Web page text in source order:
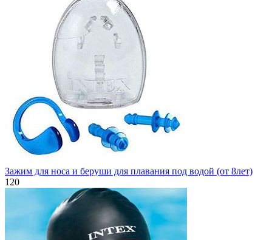
Зажим для носа и беруши для плавания под водой (от 8лет)
120